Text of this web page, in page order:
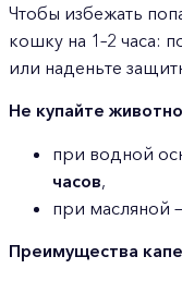
Чтобы избежать
кошку на 1–2 часа:
или наденьте
Не купайте
при водной
часов,
при масляной
Преимущества